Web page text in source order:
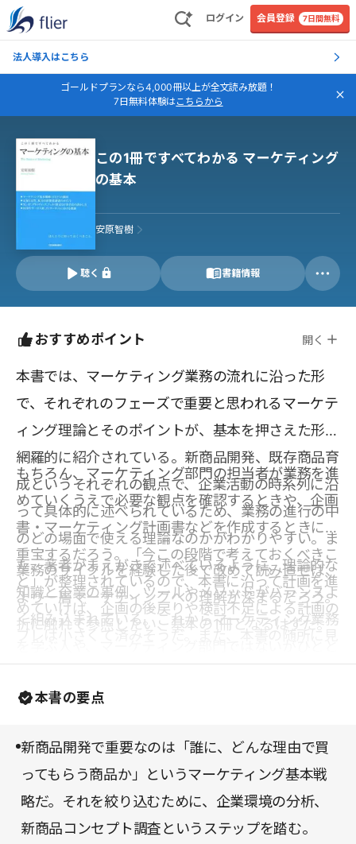
ログイン 会員登録 7日間無料
法人導入はこちら
ゴールドプランなら4,000冊以上が全文読み放題！
7日無料体験はこちらから
この1冊ですべてわかる マーケティング
の基本
安原智樹
聴く 書籍情報
おすすめポイント 開く
本書では、マーケティング業務の流れに沿った形
で、それぞれのフェーズで重要と思われるマーケテ
ィング理論とそのポイントが、基本を押さえた形で
網羅的に紹介されている。新商品開発、既存商品育
成というそれぞれの観点で、企業活動の時系列に沿
って具体的に述べられているため、業務の進行の中
のどの場面で使える理論なのかがわかりやすい。ま
た、著者がまえがきで述べているように、理論的な
知識と企業の事例、ツールやメソッドがバランスよ
く組み込まれている。これからマーケティング業務
がつかみやすい。
もちろん、マーケティング部門の担当者が業務を進
めていくうえで必要な観点を確認するときや、企画
書・マーケティング計画書などを作成するときにも
重宝するだろう。「今この段階で考えておくべきこ
と」が整理されているので、本書に沿って計画を進
めていけば、企画の後戻りや検討不足による計画の
られる図解やマトリックスは、読み進める上で役立
つだけでなく、自分が資料を作成する際のビジュア
業務のサイクルを経験した後で改めて読み直せば、
より一層マーケティングへの理解が深まるだろう。
折に触れて参照したい、基本の1冊となるはずだ。
本書の要点
新商品開発で重要なのは「誰に、どんな理由で買
ってもらう商品か」というマーケティング基本戦
略だ。それを絞り込むために、企業環境の分析、
新商品コンセプト調査というステップを踏む。